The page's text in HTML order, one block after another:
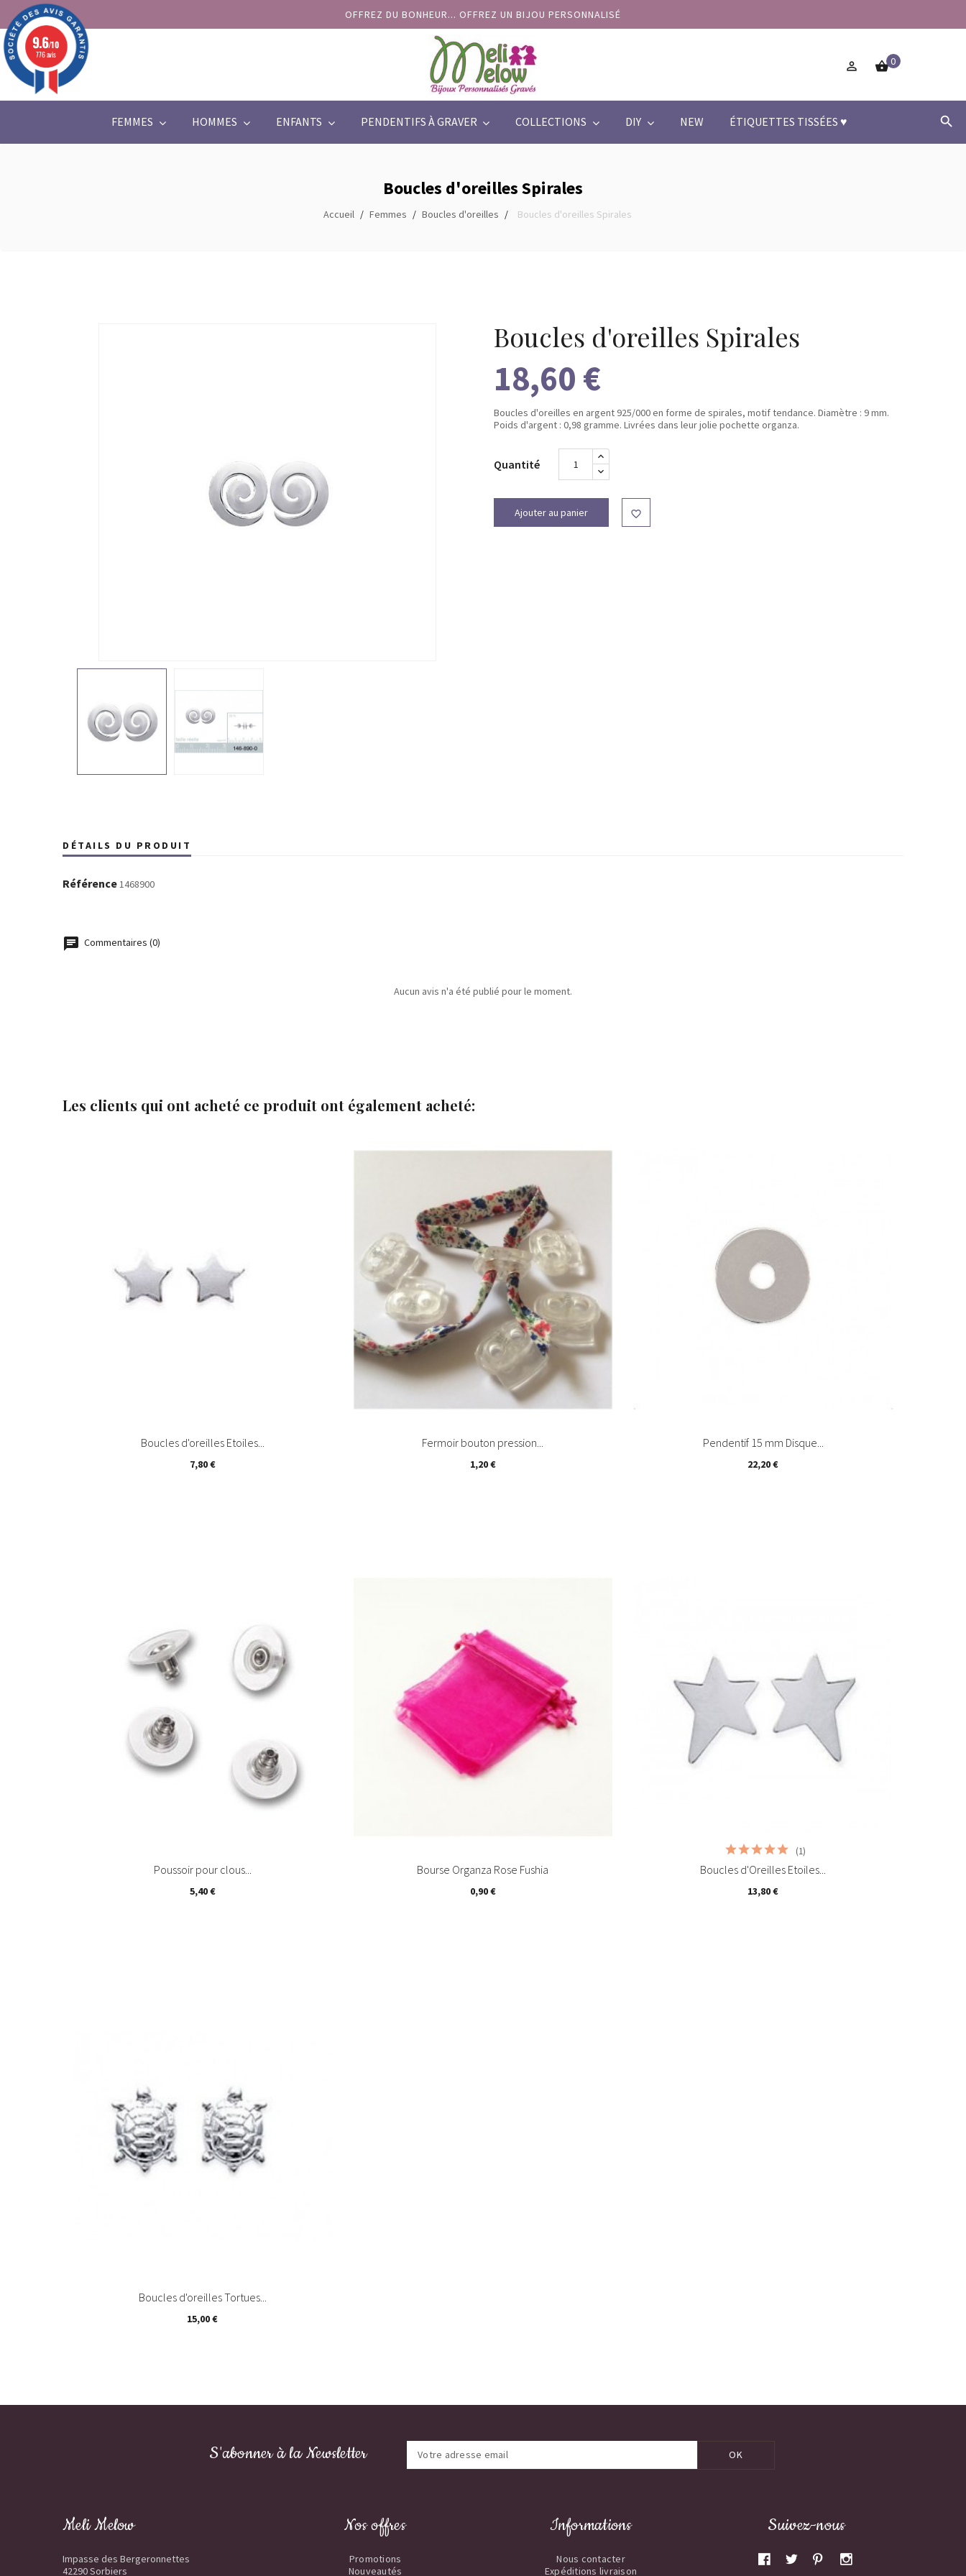
OFFREZ DU BONHEUR... OFFREZ UN BIJOU PERSONNALISÉ
 0
FEMMES HOMMES ENFANTS PENDENTIFS À GRAVER COLLECTIONS DIY NEW ÉTIQUETTES TISSÉES ♥ 
Boucles d'oreilles Spirales
Accueil Femmes Boucles d'oreilles Boucles d'oreilles Spirales
Boucles d'oreilles Spirales
18,60 €
Boucles d'oreilles en argent 925/000 en forme de spirales, motif tendance. Diamètre : 9 mm.
Poids d'argent : 0,98 gramme. Livrées dans leur jolie pochette organza.
Quantité
Ajouter au panier 
DÉTAILS DU PRODUIT
Référence1468900
Commentaires (0)
Aucun avis n'a été publié pour le moment.
Les clients qui ont acheté ce produit ont également acheté:
Boucles d'oreilles Etoiles...
7,80 €
Ajouter au panier
Fermoir bouton pression...
1,20 €
Pendentif 15 mm Disque...
22,20 €
Ajouter au panier
Poussoir pour clous...
5,40 €
Ajouter au panier
Bourse Organza Rose Fushia
0,90 €
Boucles d'Oreilles Etoiles...
(1)
13,80 €
Boucles d'oreilles Tortues...
15,00 €
S'abonner à la Newsletter OK
Meli Melow
Impasse des Bergeronnettes
42290 Sorbiers
Nos offres
Promotions
Nouveautés
Informations
Nous contacter
Expéditions livraison
Suivez-nous
9.6/10
776 avis